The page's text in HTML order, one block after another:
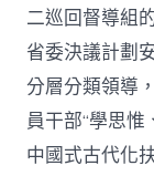
二巡回督導組
省委決議計劃
分層分類領導
員干部“學思
中國式古代化